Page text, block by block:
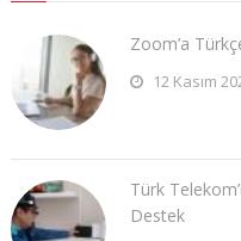
​Zoom’a
12 Kasım
Türk
Destek